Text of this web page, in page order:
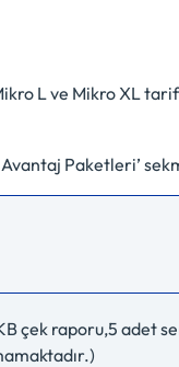
L ve Mikro XL
Avantaj Paketleri’
çek raporu,5 adet